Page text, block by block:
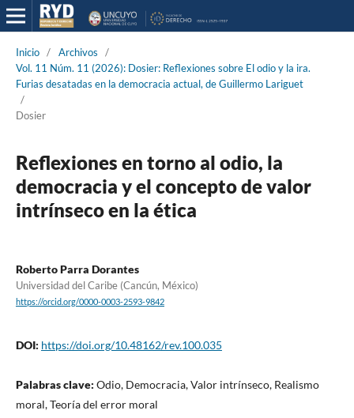
Inicio / Archivos
/
Vol. 11 Núm. 11 (2026): Dosier: Reflexiones sobre El odio y la ira.
Furias desatadas en la democracia actual, de Guillermo Lariguet
/
Dosier
Reflexiones en torno al odio, la
democracia y el concepto de valor
intrínseco en la ética
Roberto Parra Dorantes
Universidad del Caribe (Cancún, México)
https://orcid.org/0000-0003-2593-9842
DOI: https://doi.org/10.48162/rev.100.035
Palabras clave: Odio, Democracia, Valor intrínseco, Realismo
moral, Teoría del error moral